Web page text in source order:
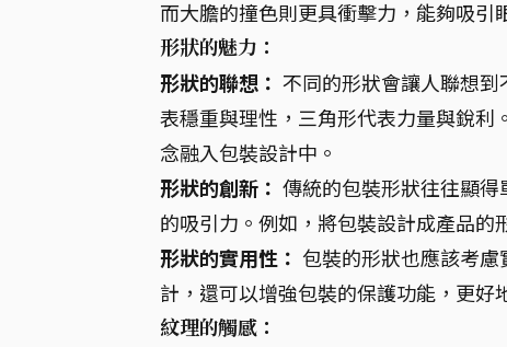
而大膽的撞色則更具衝擊力，能夠吸引
形狀的魅力：
形狀的聯想： 不同的形狀會讓人聯想
表穩重與理性，三角形代表力量與銳
念融入包裝設計中。
形狀的創新： 傳統的包裝形狀往往顯
的吸引力。例如，將包裝設計成產品的
形狀的實用性： 包裝的形狀也應該考
計，還可以增強包裝的保護功能，更好
紋理的觸感：